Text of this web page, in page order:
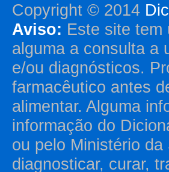
Copyright © 2014
Aviso: Este site tem
alguma a consulta a
e/ou diagnósticos.
farmacêutico antes
alimentar. Alguma
informação do
ou pelo Ministério
diagnosticar, curar,